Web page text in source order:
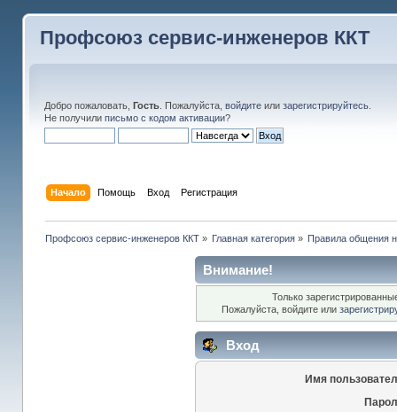
Профсоюз сервис-инженеров ККТ
Добро пожаловать, Гость. Пожалуйста, войдитеили зарегистрируйтесь.
Не получили письмо с кодом активации?
Начало Помощь Вход Регистрация
Профсоюз сервис-инженеров ККТ» Главная категория » Правила общения
Внимание!
Только
Пожалуйста, войдите или
Вход
Имя